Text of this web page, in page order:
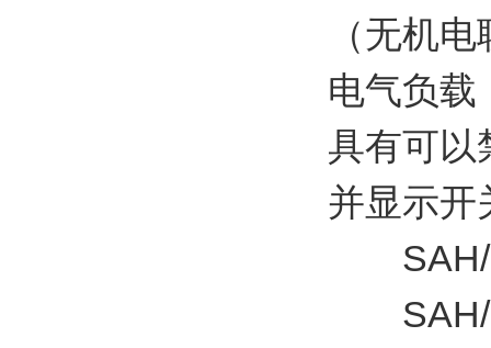
（无机
电气负载
具有可以
并显示开
SAH/S
SAH/S